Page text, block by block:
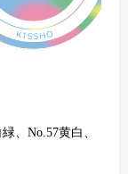
、No.57黄白、